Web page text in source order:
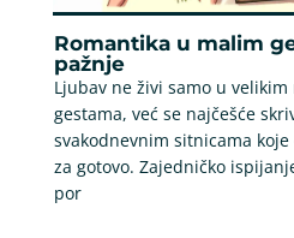
Romantika u malim
pažnje
Ljubav ne živi samo u
gestama, već se najčešće
svakodnevnim sitnicama
za gotovo. Zajedničko
por